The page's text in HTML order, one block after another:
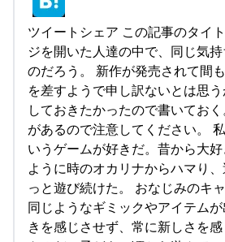
ツイートシェア この記事のタイ
ジを開いた人達の中で、同じ気
のだろう。 新作が発売されて間
を差すようで申し訳ないとは思
しておきたかったので書いてお
があるので注意してください。
いうゲームが好きだ。昔から大
ように時のオカリナからハマり
っと遊び続けた。 おなじみのキ
同じようなギミックやアイテム
きを感じさせず、常に新しさを